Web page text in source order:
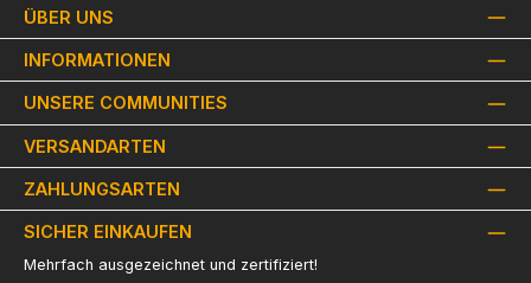
ÜBER UNS
INFORMATIONEN
UNSERE COMMUNITIES
VERSANDARTEN
ZAHLUNGSARTEN
SICHER EINKAUFEN
Mehrfach ausgezeichnet und zertifiziert!